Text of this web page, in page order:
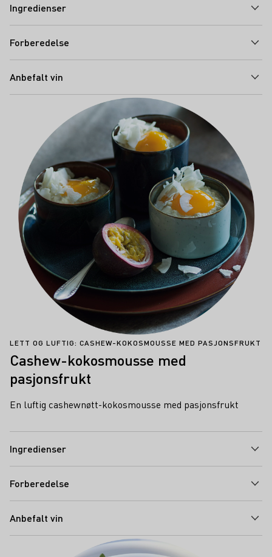
Ingredienser
Forberedelse
Anbefalt vin
LETT OG LUFTIG: CASHEW-KOKOSMOUSSE MED PASJONSFRUKT
Cashew-kokosmousse med
pasjonsfrukt
En luftig cashewnøtt-kokosmousse med pasjonsfrukt
Ingredienser
Forberedelse
Anbefalt vin